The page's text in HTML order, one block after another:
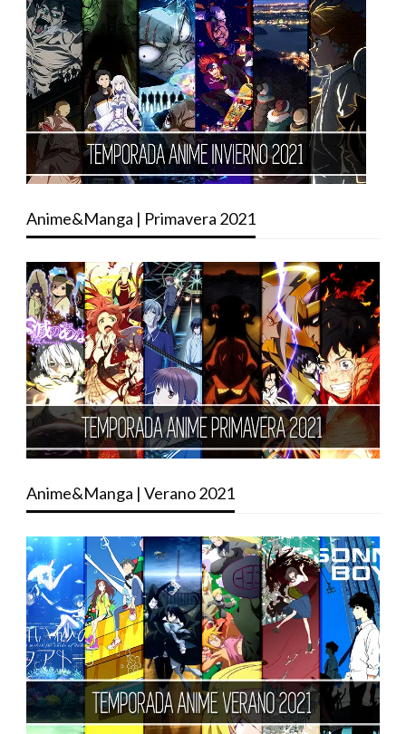
Anime&Manga | Primavera 2021
Anime&Manga | Verano 2021